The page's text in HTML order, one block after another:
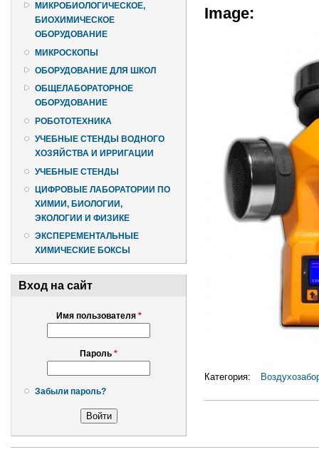
МИКРОБИОЛОГИЧЕСКОЕ,
БИОХИМИЧЕСКОЕ
ОБОРУДОВАНИЕ
МИКРОСКОПЫ
ОБОРУДОВАНИЕ ДЛЯ ШКОЛ
ОБЩЕЛАБОРАТОРНОЕ
ОБОРУДОВАНИЕ
РОБОТОТЕХНИКА
УЧЕБНЫЕ СТЕНДЫ ВОДНОГО
ХОЗЯЙСТВА И ИРРИГАЦИИ
УЧЕБНЫЕ СТЕНДЫ
ЦИФРОВЫЕ ЛАБОРАТОРИИ ПО
ХИМИИ, БИОЛОГИИ,
ЭКОЛОГИИ И ФИЗИКЕ
ЭКСПЕРЕМЕНТАЛЬНЫЕ
ХИМИЧЕСКИЕ БОКСЫ
Вход на сайт
Имя пользователя *
Пароль *
Забыли пароль?
Image:
Категория: